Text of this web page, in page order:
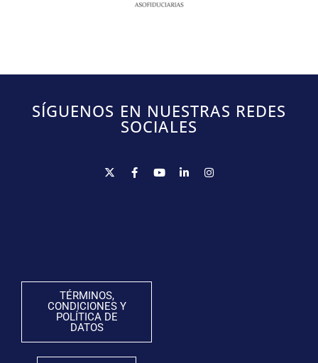
SÍGUENOS EN NUESTRAS REDES
SOCIALES
TÉRMINOS,
CONDICIONES Y
POLÍTICA DE
DATOS